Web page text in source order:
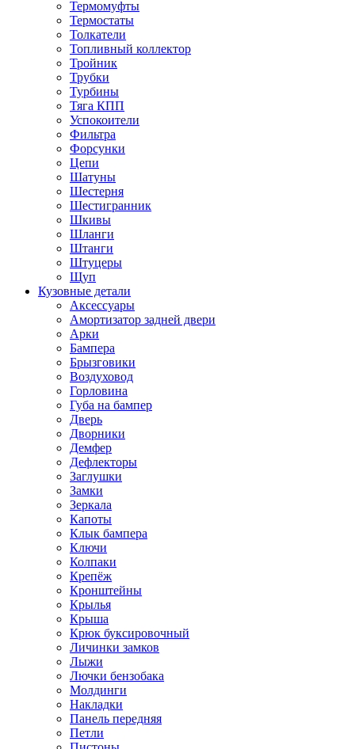
Термомуфты
Термостаты
Толкатели
Топливный коллектор
Тройник
Трубки
Турбины
Тяга КПП
Успокоители
Фильтра
Форсунки
Цепи
Шатуны
Шестерня
Шестигранник
Шкивы
Шланги
Штанги
Штуцеры
Щуп
Кузовные детали
Аксессуары
Амортизатор задней двери
Арки
Бампера
Брызговики
Воздуховод
Горловина
Губа на бампер
Дверь
Дворники
Демфер
Дефлекторы
Заглушки
Замки
Зеркала
Капоты
Клык бампера
Ключи
Колпаки
Крепёж
Кронштейны
Крылья
Крыша
Крюк буксировочный
Личинки замков
Лыжи
Лючки бензобака
Молдинги
Накладки
Панель передняя
Петли